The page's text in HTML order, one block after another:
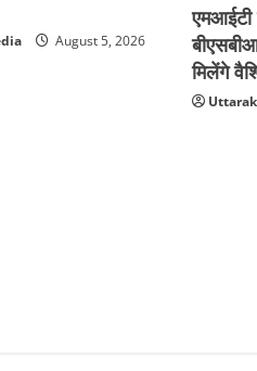
August 5, 2026
एमआईटी
मिलेंगे